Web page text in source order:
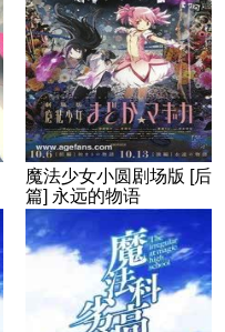
魔法少女小圆剧场版 [后
篇] 永远的物语